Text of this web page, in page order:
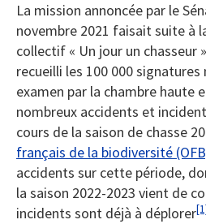
La mission annoncée par le
novembre 2021 faisait suite à
collectif « Un jour un chasseur
recueilli les 100 000 signatures
examen par la chambre haute
nombreux accidents et
cours de la saison de chasse
français de la biodiversité
accidents sur cette période,
la saison 2022-2023 vient de
incidents sont déjà à déplorer